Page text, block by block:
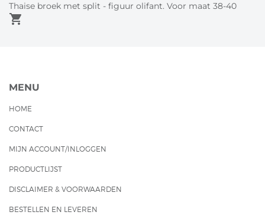
Thaise broek met split - figuur olifant. Voor maat 38-40
shopping_cart
MENU
HOME
CONTACT
MIJN ACCOUNT/INLOGGEN
PRODUCTLIJST
DISCLAIMER & VOORWAARDEN
BESTELLEN EN LEVEREN